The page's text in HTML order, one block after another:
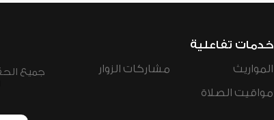
خدمات تفاعلية
المواريث
مواقيت الصلاة
مشاركات الزوار